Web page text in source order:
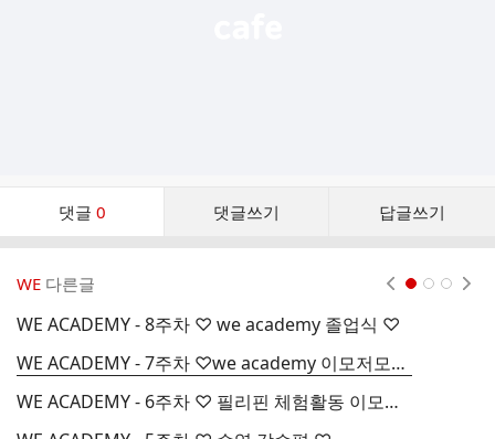
댓글 0 댓글쓰기 답글쓰기
댓
WE 다른글
WE ACADEMY - 8주차 ♡ we academy 졸업식 ♡
WE ACADEMY - 7주차 ♡we academy 이모저모1♡
WE ACADEMY - 6주차 ♡ 필리핀 체험활동 이모저모2 ♡